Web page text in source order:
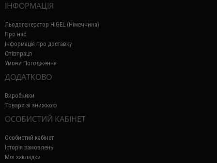
ІНФОРМАЦІЯ
Льодогенератор HIGEL (Німеччина)
Про нас
Інформація про доставку
Співпраця
Умови Погодження
ДОДАТКОВО
Виробники
Товари зі знижкою
ОСОБИСТИЙ КАБІНЕТ
Особистий кабінет
Історія замовлень
Мої закладки